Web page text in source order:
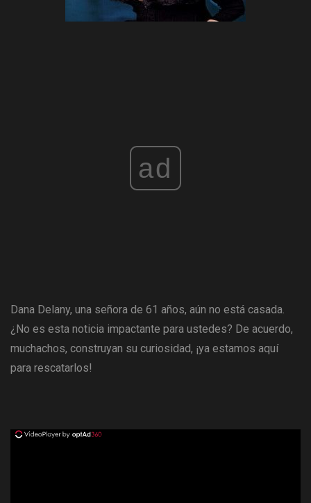
ad
Dana Delany, una señora de 61 años, aún no está casada.
¿No es esta noticia impactante para ustedes? De acuerdo,
muchachos, construyan su curiosidad, ¡ya estamos aquí
para rescatarlos!